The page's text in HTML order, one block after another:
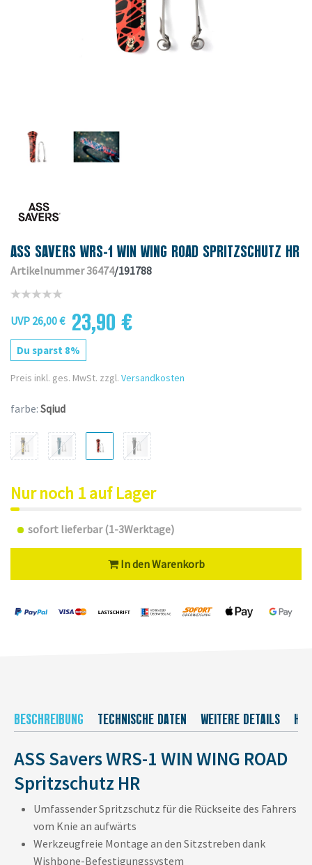
ASS SAVERS WRS-1 WIN WING ROAD SPRITZSCHUTZ HR
Artikelnummer 36474/191788
UVP 26,00 € 23,90 €
Du sparst 8%
Preis inkl. ges. MwSt. zzgl. Versandkosten
farbe: Sqiud
Nur noch 1 auf Lager
sofort lieferbar (1-3Werktage)
In den Warenkorb
BESCHREIBUNG TECHNISCHE DATEN WEITERE DETAILS
ASS Savers WRS-1 WIN WING ROAD
Spritzschutz HR
Umfassender Spritzschutz für die Rückseite des Fahrers
vom Knie an aufwärts
Werkzeugfreie Montage an den Sitzstreben dank
Wishbone-Befestigungssystem